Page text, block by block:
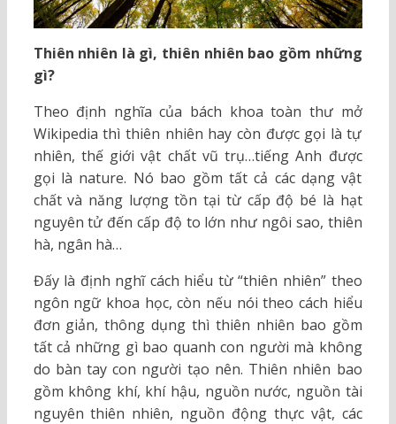
Thiên nhiên là gì, thiên nhiên bao gồm những
gì?
Theo định nghĩa của bách khoa toàn thư mở
Wikipedia thì thiên nhiên hay còn được gọi là tự
nhiên, thế giới vật chất vũ trụ…tiếng Anh được
gọi là nature. Nó bao gồm tất cả các dạng vật
chất và năng lượng tồn tại từ cấp độ bé là hạt
nguyên tử đến cấp độ to lớn như ngôi sao, thiên
hà, ngân hà…
Đấy là định nghĩ cách hiểu từ “thiên nhiên” theo
ngôn ngữ khoa học, còn nếu nói theo cách hiểu
đơn giản, thông dụng thì thiên nhiên bao gồm
tất cả những gì bao quanh con người mà không
do bàn tay con người tạo nên. Thiên nhiên bao
gồm không khí, khí hậu, nguồn nước, nguồn tài
nguyên thiên nhiên, nguồn động thực vật, các